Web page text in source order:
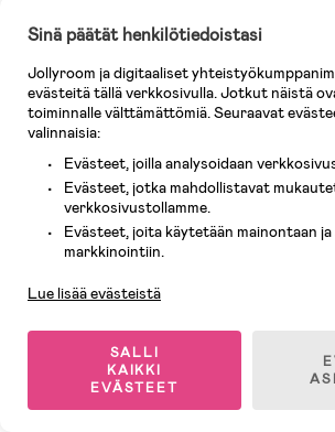
Varastossa
(2)
LIEWOOD Clemence
Juomapullo 350 ml,
Butterfly/Apple blossom
17,90 €
7
Alumiini,
Ovh: 16,90
Superhinta
Sinä päätät henkilötiedoistasi
Jollyroom ja digitaaliset
evästeitä tällä verkkosivulla. Jotkut näistä
toiminnalle välttämättömiä. Seuraavat
valinnaisia:
Evästeet, joilla analysoidaan
Evästeet, jotka mahdollistavat
verkkosivustollamme.
Evästeet, joita käytetään mainontaan ja
markkinointiin.
Lue lisää evästeistä
SALLI
KAIKKI
EVÄSTEET